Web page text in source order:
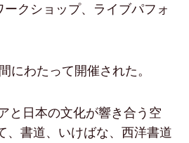
ークショップ、ライブパフォ
にわたって開催された。
と日本の文化が響き合う空
、書道、いけばな、西洋書道